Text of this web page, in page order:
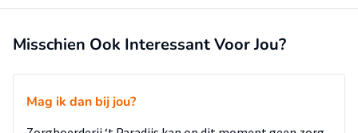
Misschien Ook Interessant Voor Jou?
Mag ik dan bij jou?